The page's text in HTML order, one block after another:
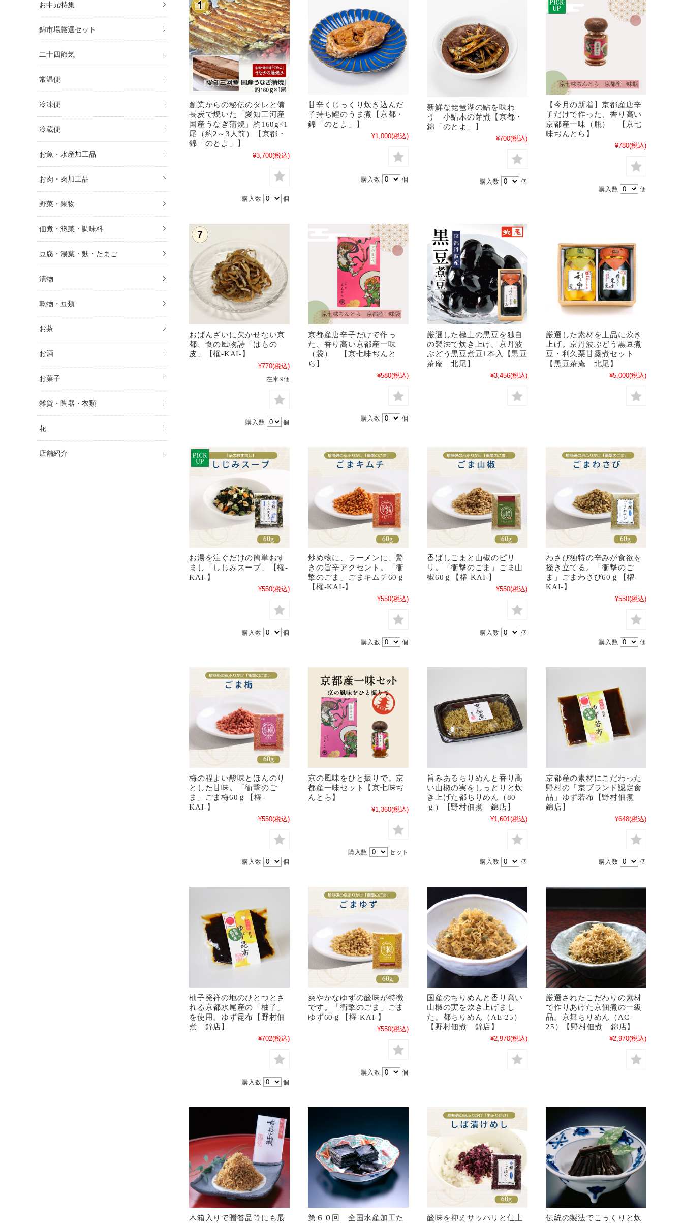
創業からの秘伝のタレと備
長炭で焼いた「愛知三河産
国産うなぎ蒲焼」約160g×1
尾（約2～3人前）【京都・
錦「のとよ」】
¥3,700(税込)
購入数 個
甘辛くじっくり炊き込んだ
子持ち鯉のうま煮【京都・
錦「のとよ」】
¥1,000(税込)
購入数 個
新鮮な琵琶湖の鮎を味わ
う 小鮎木の芽煮【京都・
錦「のとよ」】
¥700(税込)
購入数 個
【今月の新着】京都産唐辛
子だけで作った、香り高い
京都産一味（瓶） 【京七
味ぢんとら】
¥780(税込)
購入数 個
おばんざいに欠かせない京
都、食の風物詩「はもの
皮」【櫂-KAI-】
¥770(税込)
在庫 9個
購入数 個
京都産唐辛子だけで作っ
た、香り高い京都産一味
（袋） 【京七味ぢんと
ら】
¥580(税込)
購入数 個
厳選した極上の黒豆を独自
の製法で炊き上げ。京丹波
ぶどう黒豆煮豆1本入【黒豆
茶庵 北尾】
¥3,456(税込)
厳選した素材を上品に炊き
上げ。京丹波ぶどう黒豆煮
豆・利久栗甘露煮セット
【黒豆茶庵 北尾】
¥5,000(税込)
お湯を注ぐだけの簡単おす
まし「しじみスープ」【櫂-
KAI-】
¥550(税込)
購入数 個
炒め物に、ラーメンに、驚
きの旨辛アクセント。「衝
撃のごま」ごまキムチ60ｇ
【櫂-KAI-】
¥550(税込)
購入数 個
香ばしごまと山椒のピリ
リ。「衝撃のごま」ごま山
椒60ｇ【櫂-KAI-】
¥550(税込)
購入数 個
わさび独特の辛みが食欲を
掻き立てる。「衝撃のご
ま」ごまわさび60ｇ【櫂-
KAI-】
¥550(税込)
購入数 個
梅の程よい酸味とほんのり
とした甘味。「衝撃のご
ま」ごま梅60ｇ【櫂-
KAI-】
¥550(税込)
購入数 個
京の風味をひと振りで。京
都産一味セット【京七味ぢ
んとら】
¥1,360(税込)
購入数 セット
旨みあるちりめんと香り高
い山椒の実をしっとりと炊
き上げた都ちりめん（80
ｇ）【野村佃煮 錦店】
¥1,601(税込)
購入数 個
京都産の素材にこだわった
野村の「京ブランド認定食
品」ゆず若布【野村佃煮
錦店】
¥648(税込)
購入数 個
柚子発祥の地のひとつとさ
れる京都水尾産の「柚子」
を使用。ゆず昆布【野村佃
煮 錦店】
¥702(税込)
購入数 個
爽やかなゆずの酸味が特徴
です。「衝撃のごま」ごま
ゆず60ｇ【櫂-KAI-】
¥550(税込)
購入数 個
国産のちりめんと香り高い
山椒の実を炊き上げまし
た。都ちりめん（AE-25）
【野村佃煮 錦店】
¥2,970(税込)
厳選されたこだわりの素材
で作りあげた京佃煮の一級
品。京舞ちりめん（AC-
25）【野村佃煮 錦店】
¥2,970(税込)
木箱入りで贈答品等にも最
第６０回 全国水産加工た
酸味を抑えサッパリと仕上
伝統の製法でこっくりと炊
お中元特集
錦市場厳選セット
二十四節気
常温便
冷凍便
冷蔵便
お魚・水産加工品
お肉・肉加工品
野菜・果物
佃煮・惣菜・調味料
豆腐・湯葉・麩・たまご
漬物
乾物・豆類
お茶
お酒
お菓子
雑貨・陶器・衣類
花
店舗紹介